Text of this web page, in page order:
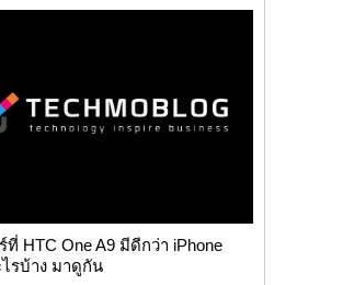
ที่ HTC One A9 มีดีกว่า iPhone
รบ้าง มาดูกัน